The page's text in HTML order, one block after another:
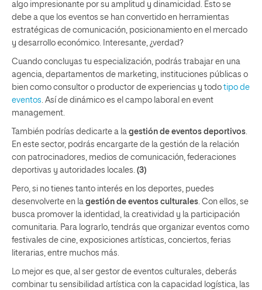
algo impresionante por su amplitud y dinamicidad. Esto se
debe a que los eventos se han convertido en herramientas
estratégicas de comunicación, posicionamiento en el mercado
y desarrollo económico. Interesante, ¿verdad?
Cuando concluyas tu especialización, podrás trabajar en una
agencia, departamentos de marketing, instituciones públicas o
bien como consultor o productor de experiencias y todo tipo de
eventos . Así de dinámico es el campo laboral en event
management.
También podrías dedicarte a la gestión de eventos deportivos
En este sector, podrás encargarte de la gestión de la relación
con patrocinadores, medios de comunicación, federaciones
deportivas y autoridades locales. (3)
Pero, si no tienes tanto interés en los deportes, puedes
desenvolverte en la gestión de eventos culturales . Con ellos, se
busca promover la identidad, la creatividad y la participación
comunitaria. Para lograrlo, tendrás que organizar eventos como
festivales de cine, exposiciones artísticas, conciertos, ferias
literarias, entre muchos más.
Lo mejor es que, al ser gestor de eventos culturales, deberás
combinar tu sensibilidad artística con la capacidad logística, las